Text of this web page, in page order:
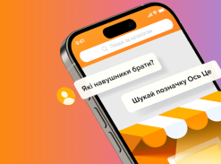
Настраиваемый таймер
Пульт дистанционного
Панель управления